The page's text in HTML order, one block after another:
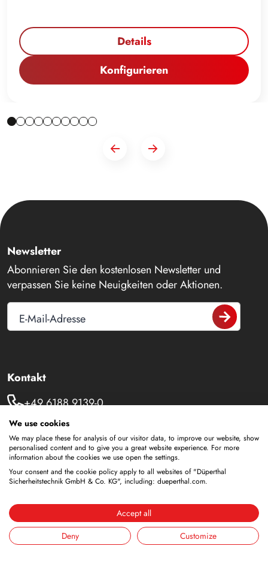
Details
Konfigurieren
Newsletter
Abonnieren Sie den kostenlosen Newsletter und
verpassen Sie keine Neuigkeiten oder Aktionen.
E-Mail-Adresse
Kontakt
+49 6188 9139-0
info@dueperthal.com
Frankenstraße 3
63791 Karlstein
Deutschland
Social Media
We use cookies
We may place these for analysis of our visitor data, to improve our website, show
personalised content and to give you a great website experience. For more
information about the cookies we use open the settings.
Your consent and the cookie policy apply to all websites of "Düperthal
Sicherheitstechnik GmbH & Co. KG", including: dueperthal.com.
Accept all
Deny
Customize